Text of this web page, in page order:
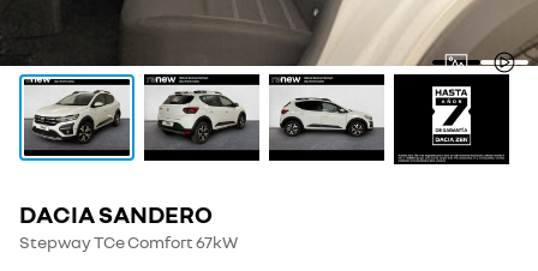
DACIA SANDERO
Stepway TCe Comfort 67kW